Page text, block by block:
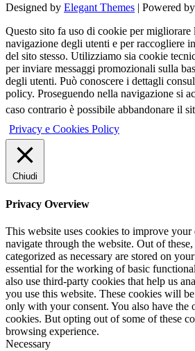
Designed by Elegant Themes | Powered by
Questo sito fa uso di cookie per migliorare
navigazione degli utenti e per raccogliere
del sito stesso. Utilizziamo sia cookie
per inviare messaggi promozionali sulla
degli utenti. Può conoscere i dettagli
policy. Proseguendo nella navigazione si
caso contrario è possibile abbandonare il
Privacy e Cookies Policy
Chiudi
Privacy Overview
This website uses cookies to improve
navigate through the website. Out of
categorized as necessary are stored on
essential for the working of basic
also use third-party cookies that help us
you use this website. These cookies will
only with your consent. You also have the
cookies. But opting out of some of these
browsing experience.
Necessary